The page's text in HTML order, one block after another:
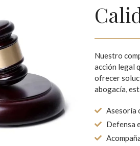
Nuestro
acción legal
ofrecer
abogacía,
Asesoría
Defensa